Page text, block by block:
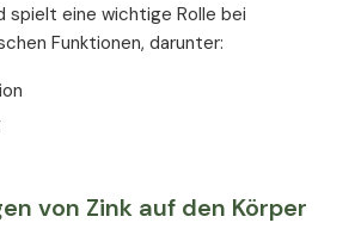
Eigenschaften von Zink
und Atemwegsgesundheit
Erkrankungen
über Zink?
spielt eine wichtige Rolle bei
Funktionen, darunter:
von Zink auf den Körper